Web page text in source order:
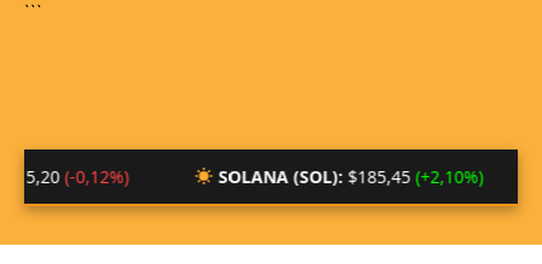
```
SOLANA (SOL):$185,45(+2,10%)